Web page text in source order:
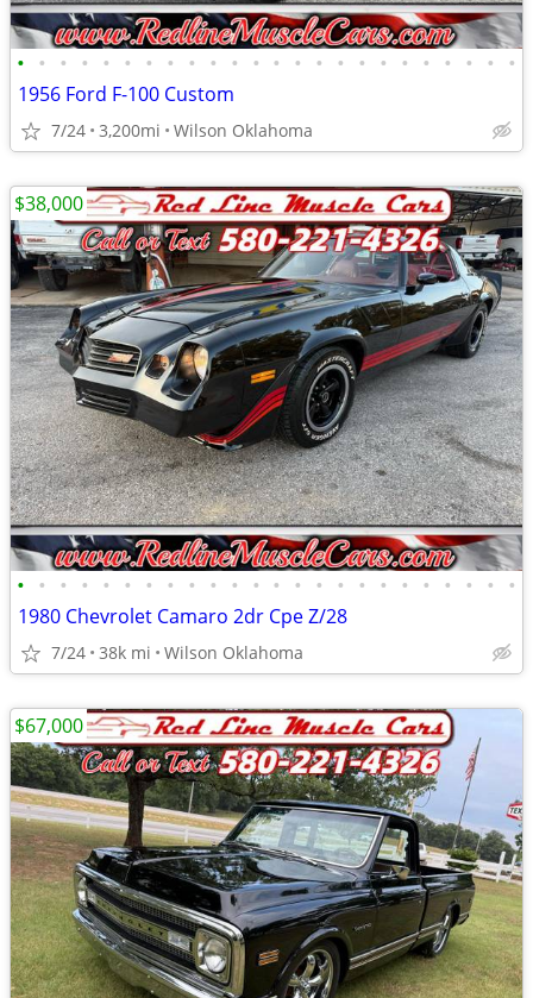
• • • • • • • • • • • • • • • • • • • • • • • •
1956 Ford F-100 Custom
7/24 3,200mi Wilson Oklahoma
• • • • • • • • • • • • • • • • • • • • • • • •
1980 Chevrolet Camaro 2dr Cpe Z/28
7/24 38k mi Wilson Oklahoma
$38,000
$67,000